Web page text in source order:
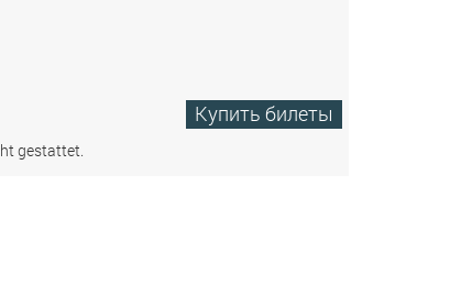
Купить билеты
gestattet.